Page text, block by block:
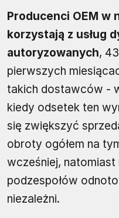
Producenci OEM w
korzystają z usług
autoryzowanych,
pierwszych
takich dostawców -
kiedy odsetek ten
się zwiększyć
obroty ogółem na
wcześniej,
podzespołów
niezależni.